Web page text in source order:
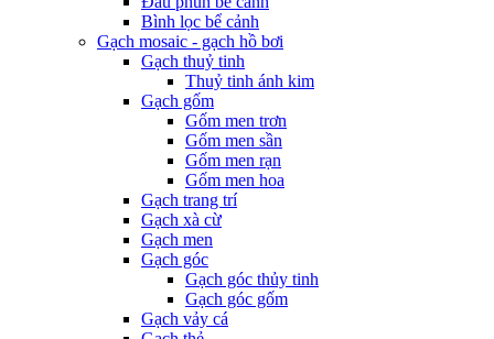
Bình lọc bể cảnh
Gạch mosaic - gạch hồ bơi
Gạch thuỷ tinh
Thuỷ tinh ánh kim
Gạch gốm
Gốm men trơn
Gốm men sần
Gốm men rạn
Gốm men hoa
Gạch trang trí
Gạch xà cừ
Gạch men
Gạch góc
Gạch góc thủy tinh
Gạch góc gốm
Gạch vảy cá